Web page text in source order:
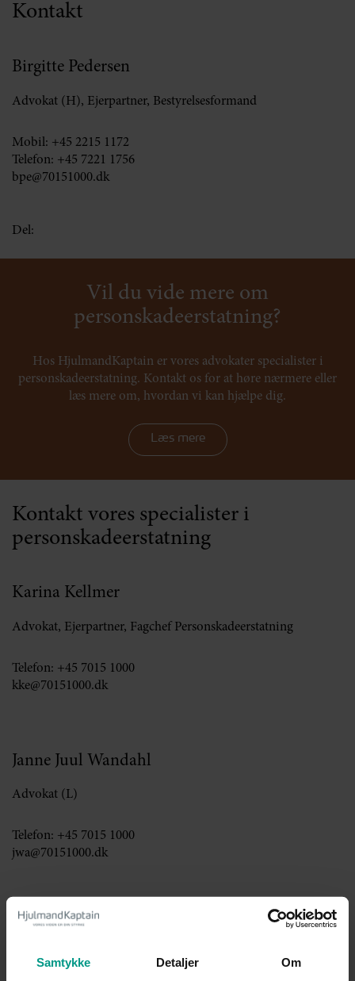
Samtykke Detaljer Om
Kontakt
Birgitte Pedersen
Advokat (H), Ejerpartner, Bestyrelsesformand
Mobil: +45 2215 1172
Telefon: +45 7221 1756
bpe@70151000.dk
Del:
Vil du vide mere om
personskadeerstatning?
Hos HjulmandKaptain er vores advokater specialister i
personskadeerstatning. Kontakt os for at høre nærmere eller
læs mere om, hvordan vi kan hjælpe dig.
Læs mere
Kontakt vores specialister i
personskadeerstatning
Karina Kellmer
Advokat, Ejerpartner, Fagchef Personskadeerstatning
Telefon: +45 7015 1000
kke@70151000.dk
Janne Juul Wandahl
Advokat (L)
Telefon: +45 7015 1000
jwa@70151000.dk
Marianne Fruensgaard
Advokat (H), Ejerpartner